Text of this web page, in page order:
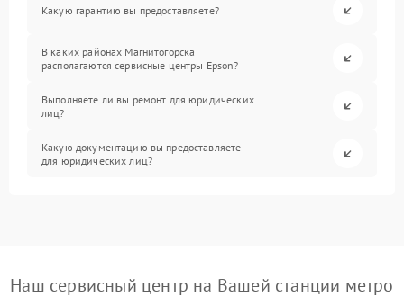
Какую гарантию вы предоставляете?
В каких районах Магнитогорска
располагаются сервисные центры Epson?
Выполняете ли вы ремонт для юридических
лиц?
Какую документацию вы предоставляете
для юридических лиц?
Наш сервисный центр на Вашей станции метро